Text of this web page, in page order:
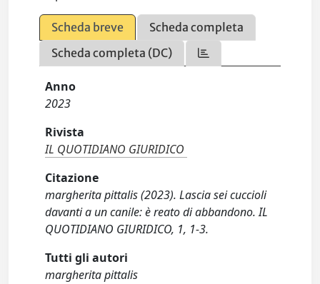
Scheda breve
Scheda completa
Scheda completa (DC)
Anno
2023
Rivista
IL QUOTIDIANO GIURIDICO
Citazione
margherita pittalis (2023). Lascia sei cuccioli
davanti a un canile: è reato di abbandono. IL
QUOTIDIANO GIURIDICO, 1, 1-3.
Tutti gli autori
margherita pittalis